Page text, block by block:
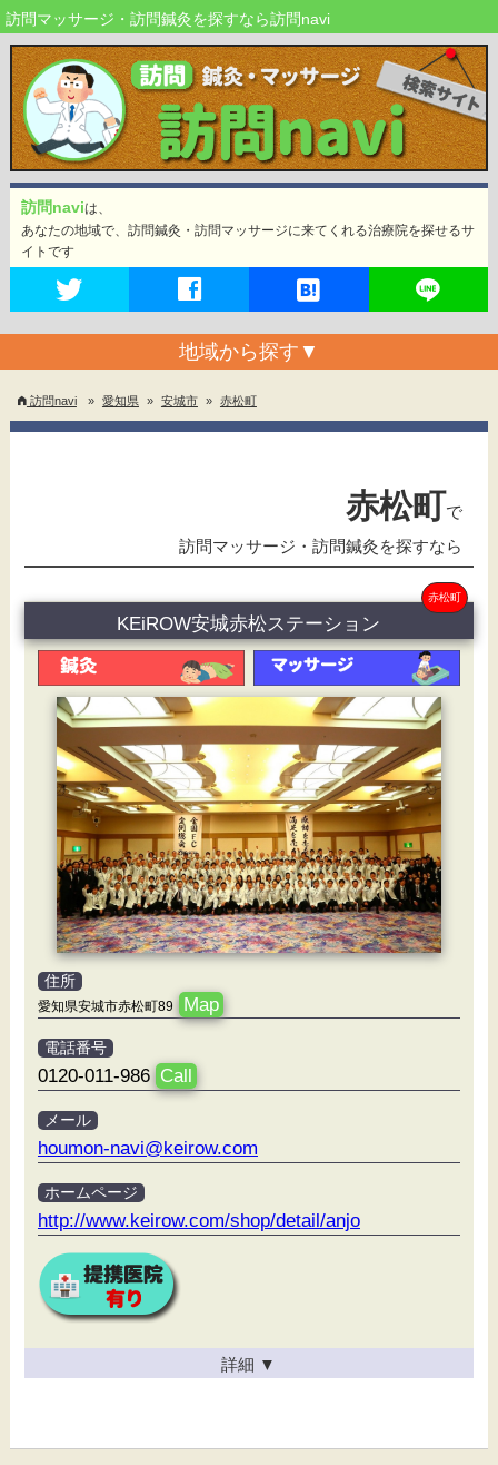
訪問マッサージ・訪問鍼灸を探すなら訪問navi
訪問naviは、
あなたの地域で、訪問鍼灸・訪問マッサージに来てくれる治療院を探せるサ
イトです
地域から探す ▼
訪問navi » 愛知県 » 安城市 » 赤松町
赤松町で
訪問マッサージ・訪問鍼灸を探すなら
赤松町
KEiROW安城赤松ステーション
住所
愛知県安城市赤松町89 Map
電話番号
0120-011-986 Call
メール
houmon-navi@keirow.com
ホームページ
http://www.keirow.com/shop/detail/anjo
詳細 ▼